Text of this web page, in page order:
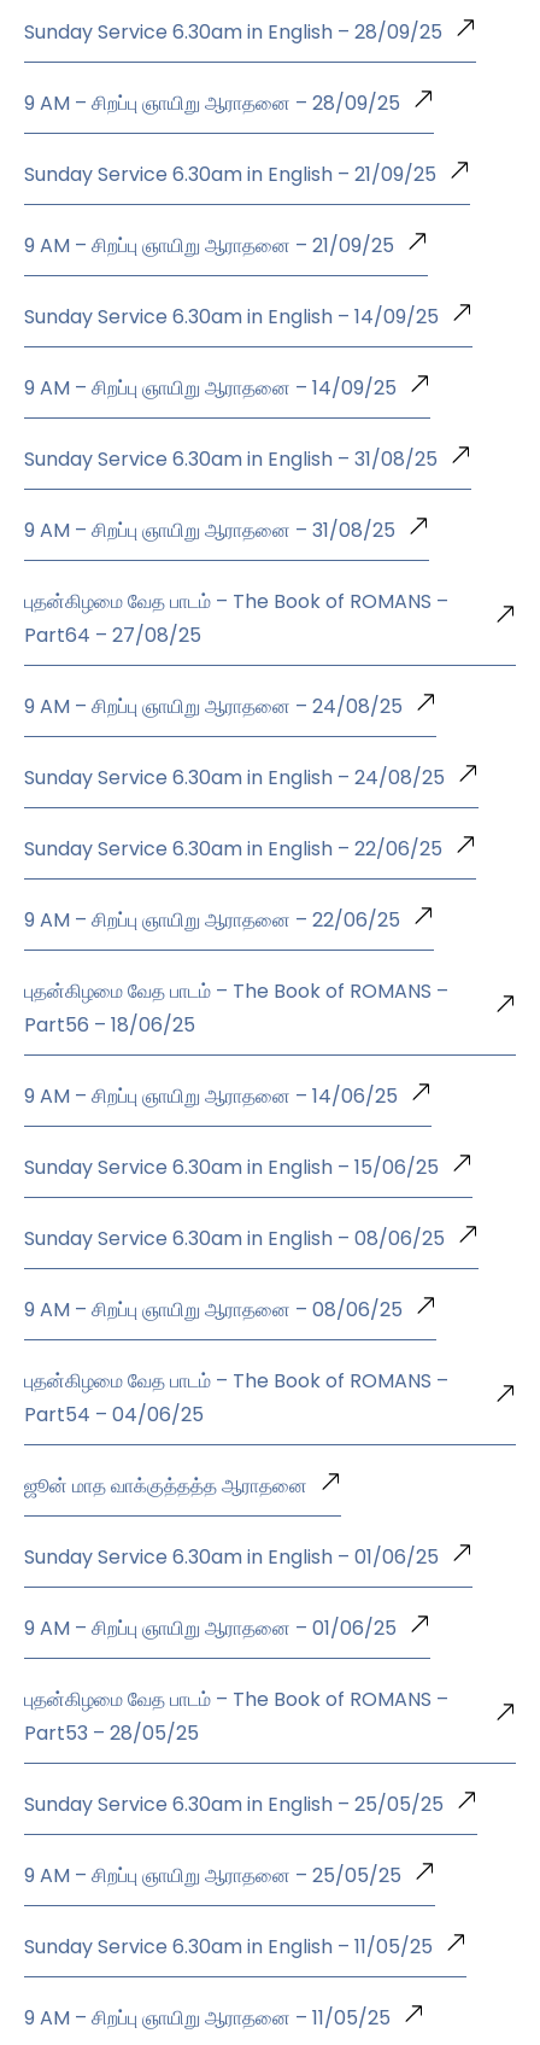
Sunday Service 6.30am in English – 28/09/25
9 AM – சிறப்பு ஞாயிறு ஆராதனை – 28/09/25
Sunday Service 6.30am in English – 21/09/25
9 AM – சிறப்பு ஞாயிறு ஆராதனை – 21/09/25
Sunday Service 6.30am in English – 14/09/25
9 AM – சிறப்பு ஞாயிறு ஆராதனை – 14/09/25
Sunday Service 6.30am in English – 31/08/25
9 AM – சிறப்பு ஞாயிறு ஆராதனை – 31/08/25
புதன்கிழமை வேத பாடம் – The Book of ROMANS –
Part64 – 27/08/25
9 AM – சிறப்பு ஞாயிறு ஆராதனை – 24/08/25
Sunday Service 6.30am in English – 24/08/25
Sunday Service 6.30am in English – 22/06/25
9 AM – சிறப்பு ஞாயிறு ஆராதனை – 22/06/25
புதன்கிழமை வேத பாடம் – The Book of ROMANS –
Part56 – 18/06/25
9 AM – சிறப்பு ஞாயிறு ஆராதனை – 14/06/25
Sunday Service 6.30am in English – 15/06/25
Sunday Service 6.30am in English – 08/06/25
9 AM – சிறப்பு ஞாயிறு ஆராதனை – 08/06/25
புதன்கிழமை வேத பாடம் – The Book of ROMANS –
Part54 – 04/06/25
ஜூன் மாத வாக்குத்தத்த ஆராதனை
Sunday Service 6.30am in English – 01/06/25
9 AM – சிறப்பு ஞாயிறு ஆராதனை – 01/06/25
புதன்கிழமை வேத பாடம் – The Book of ROMANS –
Part53 – 28/05/25
Sunday Service 6.30am in English – 25/05/25
9 AM – சிறப்பு ஞாயிறு ஆராதனை – 25/05/25
Sunday Service 6.30am in English – 11/05/25
9 AM – சிறப்பு ஞாயிறு ஆராதனை – 11/05/25